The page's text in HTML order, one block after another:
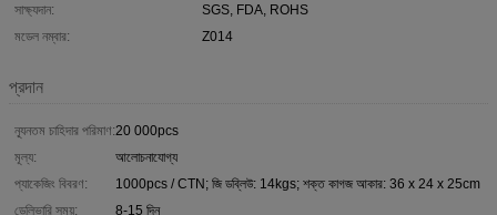
সাক্ষ্যদান:
SGS, FDA, ROHS
মডেল নম্বার:
Z014
প্রদান
ন্যূনতম চাহিদার পরিমাণ:20 000pcs
মূল্য:
আলোচনাযোগ্য
প্যাকেজিং বিবরণ:
1000pcs / CTN; জি ডব্লিউ: 14kgs; শক্ত কাগজ আকার: 36 x 24 x 25cm
ডেলিভারি সময়:
8-15 দিন